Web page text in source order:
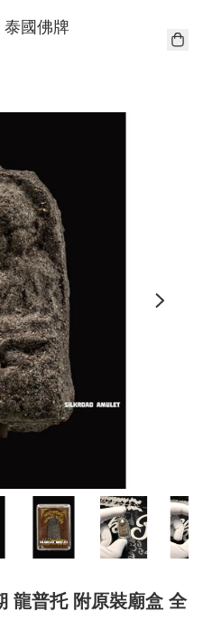
國佛牌
龍普托 附原裝廟盒 全